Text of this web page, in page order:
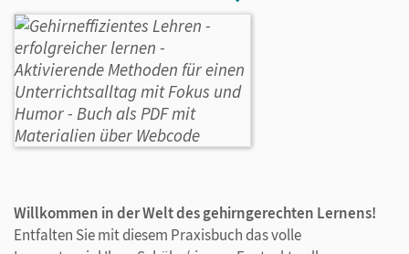
Willkommen in der Welt des gehirngerechten Lernens!
Entfalten Sie mit diesem Praxisbuch das volle